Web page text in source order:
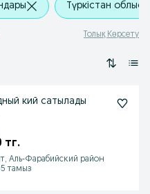
Түркістан облысы
Толық Көрсету
кий сатылады
тг.
Аль-Фарабийский район
тамыз